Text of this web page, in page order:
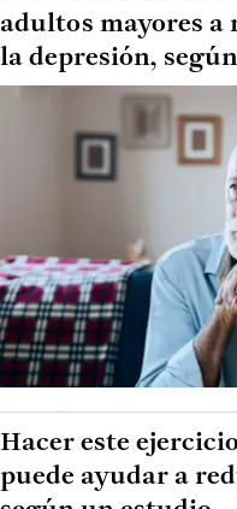
adultos mayores
la depresión,
Hacer este
puede ayudar a